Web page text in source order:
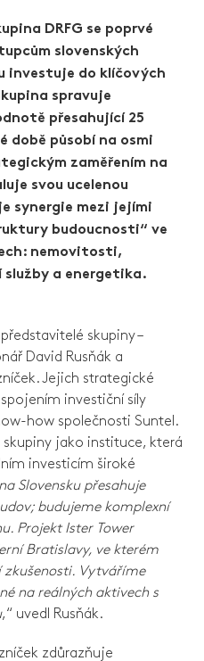
DRFG se poprvé
slovenských
investuje do klíčových
spravuje
přesahující 25
době působí na osmi
zaměřením na
svou ucelenou
synergie mezi jejími
budoucnosti“ ve
nemovitosti,
a energetika.
skupiny –
David Rusňák a
Jejich strategické
investiční síly
how společnosti Suntel.
skupiny jako instituce, která
investicím široké
Slovensku přesahuje
budujeme komplexní
Projekt Ister Tower
Bratislavy, ve kterém
Vytváříme
na reálných aktivech s
,“ uvedl Rusňák.
zdůrazňuje